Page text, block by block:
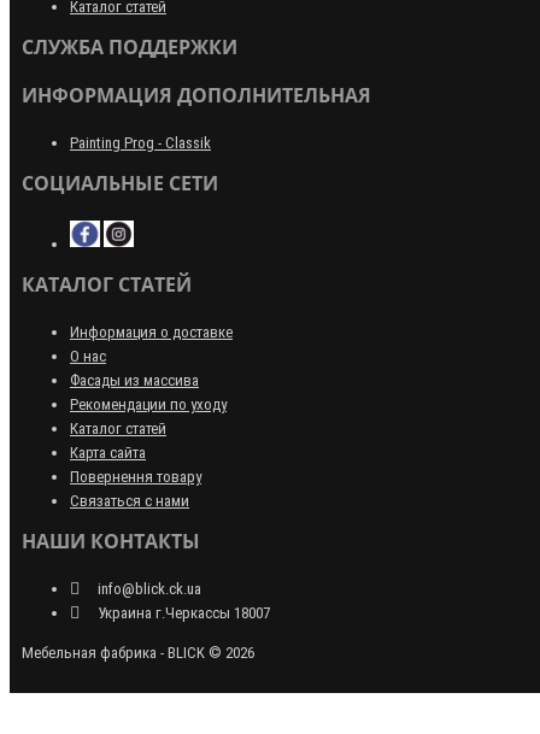
Каталог статей
СЛУЖБА ПОДДЕРЖКИ
ИНФОРМАЦИЯ ДОПОЛНИТЕЛЬНАЯ
Painting Prog - Classik
СОЦИАЛЬНЫЕ СЕТИ
КАТАЛОГ СТАТЕЙ
Информация о доставке
О нас
Фасады из массива
Рекомендации по уходу
Каталог статей
Карта сайта
Повернення товару
Связаться с нами
НАШИ КОНТАКТЫ
info@blick.ck.ua
Украина г.Черкассы 18007
Мебельная фабрика - BLICK © 2026